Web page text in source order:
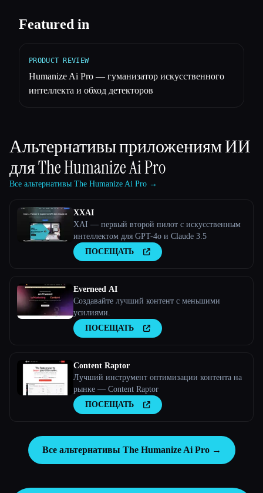
Featured in
PRODUCT REVIEW
Humanize Ai Pro — гуманизатор искусственного
интеллекта и обход детекторов
Альтернативы приложениям ИИ
дляThe Humanize Ai Pro
Все альтернативы The Humanize Ai Pro →
XXAI
XAI — первый второй пилот с искусственным
интеллектом для GPT-4o и Claude 3.5
ПОСЕЩАТЬ
Everneed AI
Создавайте лучший контент с меньшими
усилиями.
ПОСЕЩАТЬ
Content Raptor
Лучший инструмент оптимизации контента на
рынке — Content Raptor
ПОСЕЩАТЬ
Все альтернативы The Humanize Ai Pro →